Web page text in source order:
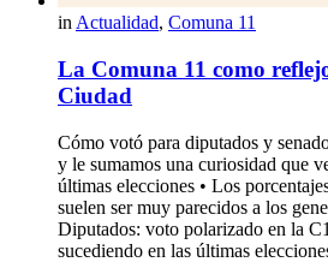
in Actualidad, Comuna 11
La Comuna 11 como
Ciudad
Cómo votó para diputados y
y le sumamos una curiosidad que
últimas elecciones • Los
suelen ser muy parecidos a los
Diputados: voto polarizado en la
sucediendo en las últimas